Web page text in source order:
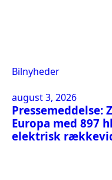
Bilnyheder
august 3, 2026
Pressemeddelse:
Europa med 897
elektrisk